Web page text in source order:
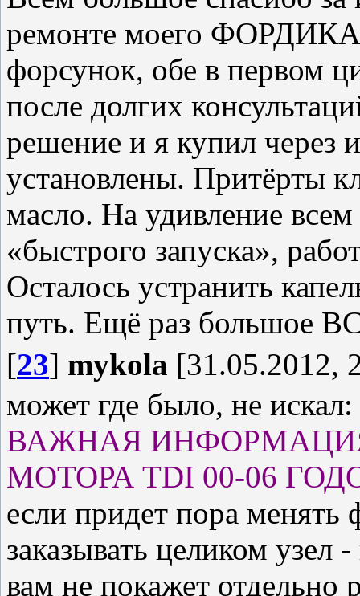
ремонте моего ФОРДИКА
форсунок, обе в первом
после долгих
решение и я купил через
установлены. Притёрты
масло. На удивление
«быстрого запуска»,
Осталось устранить
путь. Ещё раз большое
[23] mykola [31.05.2012,
может где было, не искал:
ВАЖНАЯ
МОТОРА TDI 00-06
если придет пора менять
заказывать целиком узел
вам не покажет отдельно